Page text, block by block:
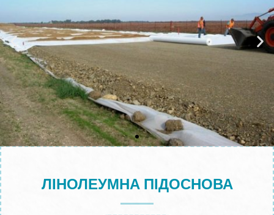
ЛІНОЛЕУМНА ПІДОСНОВА